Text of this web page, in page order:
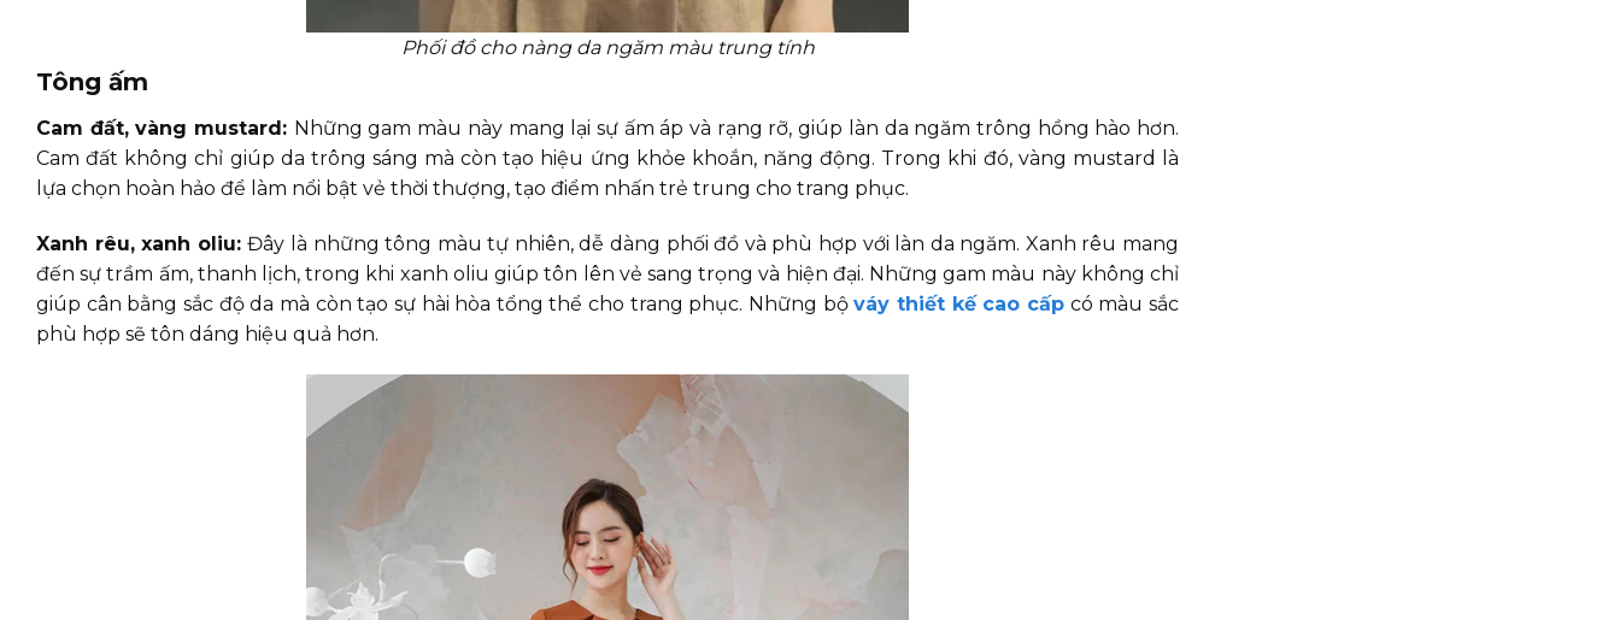
Phối đồ cho nàng da ngăm màu trung tính
Tông ấm
Cam đất, vàng mustard: Những gam màu này mang lại sự ấm áp và rạng rỡ, giúp làn da ngăm trông hồng hào hơn.
Cam đất không chỉ giúp da trông sáng mà còn tạo hiệu ứng khỏe khoắn, năng động. Trong khi đó, vàng mustard là
lựa chọn hoàn hảo để làm nổi bật vẻ thời thượng, tạo điểm nhấn trẻ trung cho trang phục.
Xanh rêu, xanh oliu:Đây là những tông màu tự nhiên, dễ dàng phối đồ và phù hợp với làn da ngăm. Xanh rêu mang
đến sự trầm ấm, thanh lịch, trong khi xanh oliu giúp tôn lên vẻ sang trọng và hiện đại. Những gam màu này không chỉ
giúp cân bằng sắc độ da mà còn tạo sự hài hòa tổng thể cho trang phục. Những bộváy thiết kế cao cấp có màu sắc
phù hợp sẽ tôn dáng hiệu quả hơn.